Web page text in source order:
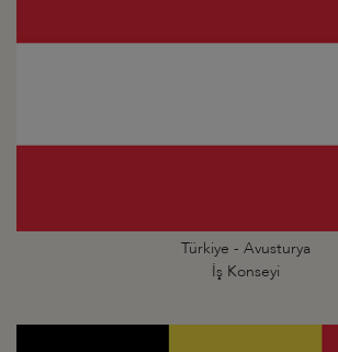
Türkiye - Avusturya
İş Konseyi